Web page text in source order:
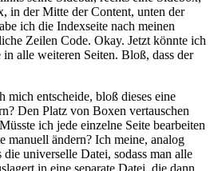
in der Mitte der Content, unten der
ich die Indexseite nach meinen
Zeilen Code. Okay. Jetzt könnte ich
in alle weiteren Seiten. Bloß, dass der
mich entscheide, bloß dieses eine
Den Platz von Boxen vertauschen
ich jede einzelne Seite bearbeiten
manuell ändern? Ich meine, analog
universelle Datei, sodass man alle
in eine separate Datei, die dann